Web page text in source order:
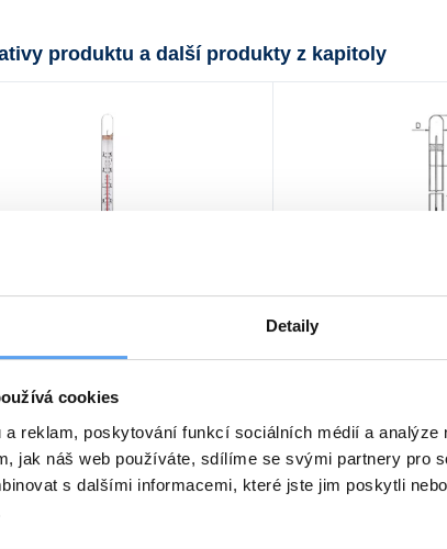
Detaily
cookies
a reklam, poskytování funkcí sociálních médií a
jak náš web používáte, sdílíme se svými partnery pro
s dalšími informacemi, které jste jim poskytli
produktu a další produkty z kapitoly
chladírenský
-35 až 30 °C. Organická náplň.
nebo včetně ochranného
pouzdra s otvorem
Kč podrobnosti
Teploměr
od 286 Kč